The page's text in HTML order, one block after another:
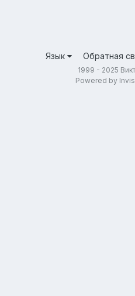
Язык Обратная
1999 - 2025
Powered by